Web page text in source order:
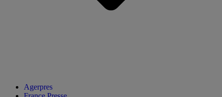
Agerpres